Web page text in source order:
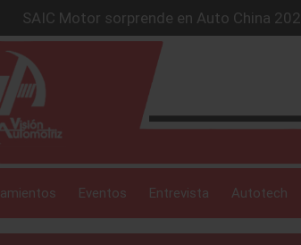
SAIC Motor sorprende en Auto China
BMW Group alcanza los 2 millones de
La Nissan Frontier V6 PRO-4X conquista
Kia lanza en México el servicio “59
GAC sacude México con un SUV híbrido
Eventos Entrevista Autotech